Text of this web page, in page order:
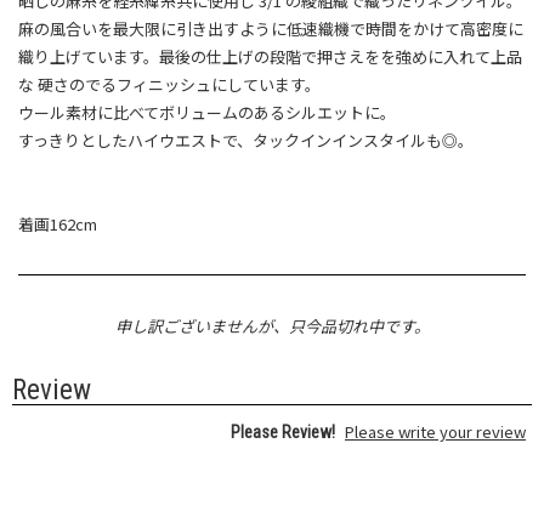
麻の風合いを最大限に引き出すように低速織機で時間をかけて高密度に
織り上げています。最後の仕上げの段階で押さえをを強めに入れて上品
な 硬さのでるフィニッシュにしています。
ウール素材に比べてボリュームのあるシルエットに。
すっきりとしたハイウエストで、タックインインスタイルも◎。
着画162cm
申し訳ございませんが、只今品切れ中です。
Review
Please Review! Please write your review